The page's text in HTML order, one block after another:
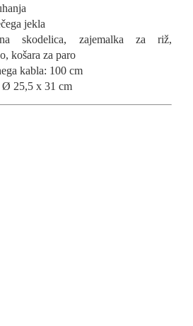
jekla
skodelica, zajemalka za riž,
košara za paro
kabla: 100 cm
Ø 25,5 x 31 cm